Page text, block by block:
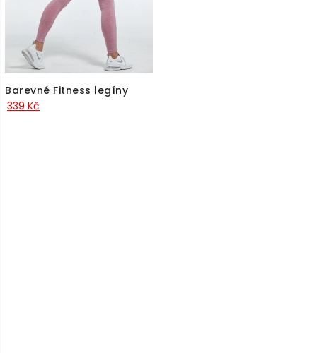
Barevné Fitness legíny
339 Kč